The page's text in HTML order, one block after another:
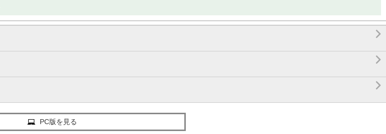



PC版を見る